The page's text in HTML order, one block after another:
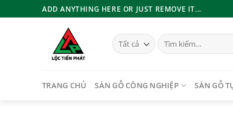
qua
ADD ANYTHING HERE OR JUST REMOVE IT...
Tìm
kiếm:
TRANG CHỦ SÀN GỖ CÔNG NGHIỆP SÀN GỖ